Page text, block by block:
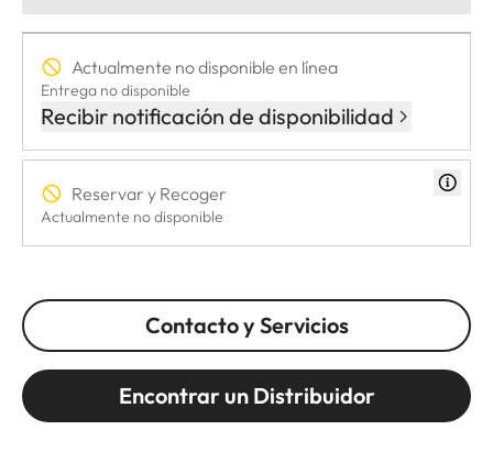
Actualmente no disponible en línea
Entrega no disponible
Recibir notificación de disponibilidad
Reservar y Recoger
Actualmente no disponible
Contacto y Servicios
Encontrar un Distribuidor